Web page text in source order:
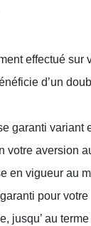
effectué sur
d’un
garanti variant
votre aversion
en vigueur au
pour votre
jusqu’ au terme